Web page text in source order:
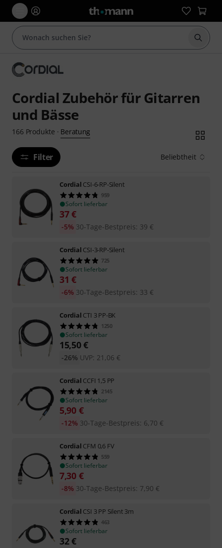
Suche
Cordial Zubehör für Gitarren
und Bässe
166 Produkte · Beratung
Filter Beliebtheit
Cordial CSI-6-RP-Silent
959
Sofort lieferbar
37€
30-Tage-Bestpreis: 39 €
-5%
Cordial CSI-3-RP-Silent
725
Sofort lieferbar
31 €
30-Tage-Bestpreis: 33 €
-6%
Cordial CTI 3 PP-BK
1250
Sofort lieferbar
15,50€
UVP: 21,06 €
-26%
Cordial CCFI 1,5 PP
2145
Sofort lieferbar
5,90 €
30-Tage-Bestpreis: 6,70 €
-12%
Cordial CFM 0,6 FV
559
Sofort lieferbar
7,30 €
30-Tage-Bestpreis: 7,90 €
-8%
Cordial CSI 3 PP Silent 3m
463
Sofort lieferbar
32€